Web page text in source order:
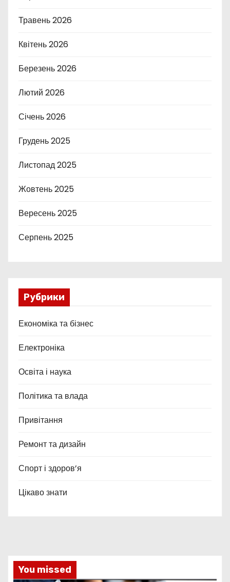
Травень 2026
Квітень 2026
Березень 2026
Лютий 2026
Січень 2026
Грудень 2025
Листопад 2025
Жовтень 2025
Вересень 2025
Серпень 2025
Рубрики
Економіка та бізнес
Електроніка
Освіта і наука
Політика та влада
Привітання
Ремонт та дизайн
Спорт і здоров’я
Цікаво знати
You missed